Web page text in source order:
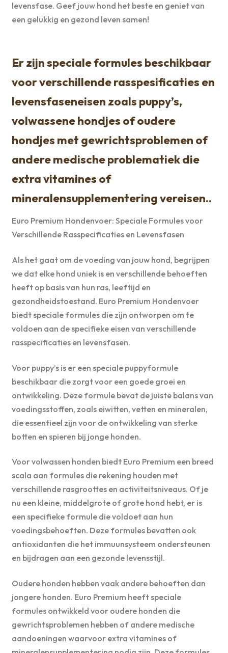
levensfase. Geef jouw hond het beste en geniet van
een gelukkig en gezond leven samen!
Er zijn speciale formules beschikbaar
voor verschillende rasspesificaties en
levensfaseneisen zoals puppy’s,
volwassene hondjes of oudere
hondjes met gewrichtsproblemen of
andere medische problematiek die
extra vitamines of
mineralensupplementering vereisen..
Euro Premium Hondenvoer: Speciale Formules voor
Verschillende Rasspecificaties en Levensfasen
Als het gaat om de voeding van jouw hond, begrijpen
we dat elke hond uniek is en verschillende behoeften
heeft op basis van hun ras, leeftijd en
gezondheidstoestand. Euro Premium Hondenvoer
biedt speciale formules die zijn ontworpen om te
voldoen aan de specifieke eisen van verschillende
rasspecificaties en levensfasen.
Voor puppy’s is er een speciale puppyformule
beschikbaar die zorgt voor een goede groei en
ontwikkeling. Deze formule bevat de juiste balans van
voedingsstoffen, zoals eiwitten, vetten en mineralen,
die essentieel zijn voor de ontwikkeling van sterke
botten en spieren bij jonge honden.
Voor volwassen honden biedt Euro Premium een breed
scala aan formules die rekening houden met
verschillende rasgroottes en activiteitsniveaus. Of je
nu een kleine, middelgrote of grote hond hebt, er is
een specifieke formule die voldoet aan hun
voedingsbehoeften. Deze formules bevatten ook
antioxidanten die het immuunsysteem ondersteunen
en bijdragen aan een gezonde levensstijl.
Oudere honden hebben vaak andere behoeften dan
jongere honden. Euro Premium heeft speciale
formules ontwikkeld voor oudere honden die
gewrichtsproblemen hebben of andere medische
aandoeningen waarvoor extra vitamines of